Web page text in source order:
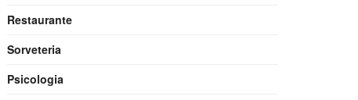
Restaurante
Sorveteria
Psicologia